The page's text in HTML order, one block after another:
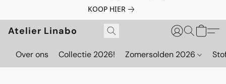
KOOP HIER
Atelier Linabo
Over ons Collectie 2026! Zomersolden 2026